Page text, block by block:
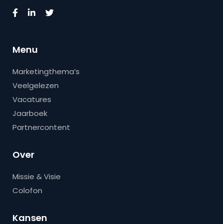
Menu
Marketingthema’s
Veelgelezen
Vacatures
Jaarboek
Partnercontent
Over
Missie & Visie
Colofon
Kansen